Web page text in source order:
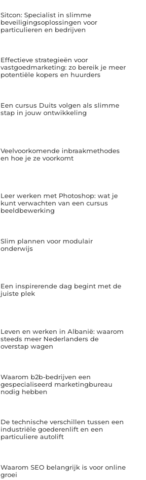
Sitcon: Specialist in slimme
beveiligingsoplossingen voor
particulieren en bedrijven
Effectieve strategieën voor
vastgoedmarketing: zo bereik je meer
potentiële kopers en huurders
Een cursus Duits volgen als slimme
stap in jouw ontwikkeling
Veelvoorkomende inbraakmethodes
en hoe je ze voorkomt
Leer werken met Photoshop: wat je
kunt verwachten van een cursus
beeldbewerking
Slim plannen voor modulair
onderwijs
Een inspirerende dag begint met de
juiste plek
Leven en werken in Albanië: waarom
steeds meer Nederlanders de
overstap wagen
Waarom b2b-bedrijven een
gespecialiseerd marketingbureau
nodig hebben
De technische verschillen tussen een
industriële goederenlift en een
particuliere autolift
Waarom SEO belangrijk is voor online
groei